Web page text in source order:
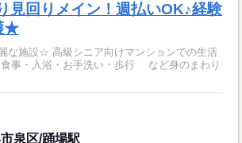
見回りメイン！週払いOK♪経験
★
な施設☆ 高級シニア向けマンションでの生活
泉区/踊場駅